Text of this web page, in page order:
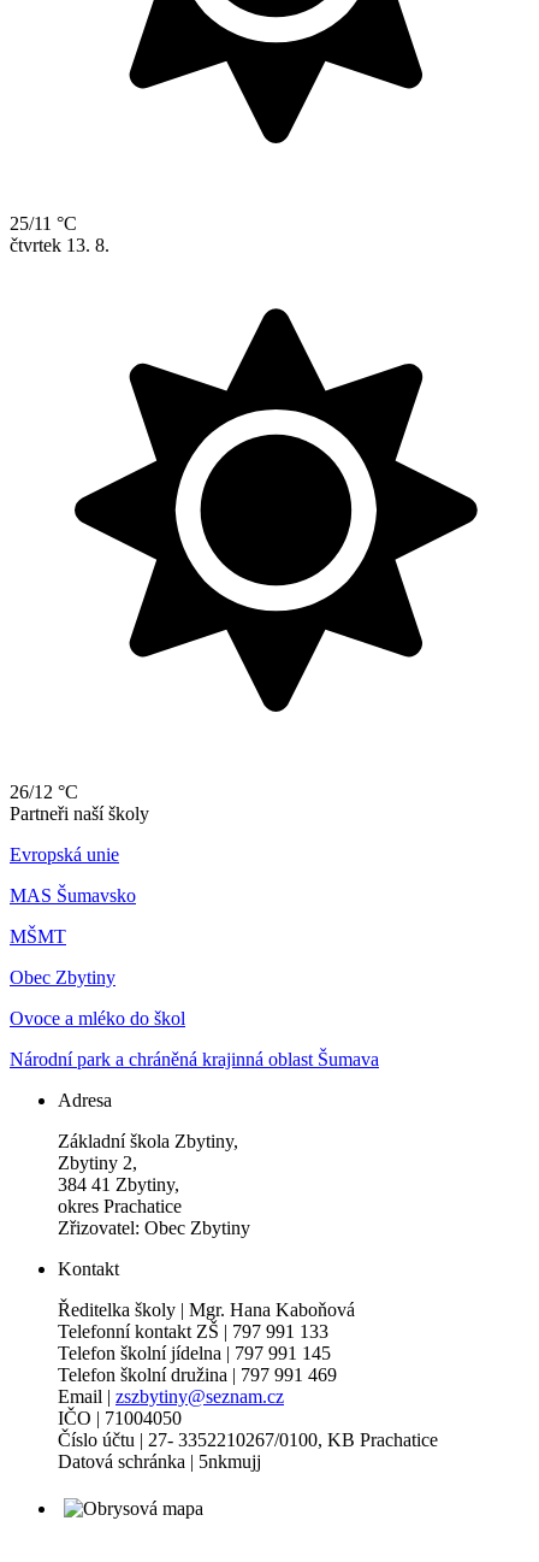
25/11 °C
čtvrtek 13. 8.
26/12 °C
Partneři naší školy
Evropská unie
MAS Šumavsko
MŠMT
Obec Zbytiny
Ovoce a mléko do škol
Národní park a chráněná krajinná oblast Šumava
Adresa
Základní škola Zbytiny,
Zbytiny 2,
384 41 Zbytiny,
okres Prachatice
Zřizovatel: Obec Zbytiny
Kontakt
Ředitelka školy | Mgr. Hana Kaboňová
Telefonní kontakt ZŠ | 797 991 133
Telefon školní jídelna | 797 991 145
Telefon školní družina | 797 991 469
Email | zszbytiny@seznam.cz
IČO | 71004050
Číslo účtu | 27- 3352210267/0100, KB Prachatice
Datová schránka | 5nkmujj